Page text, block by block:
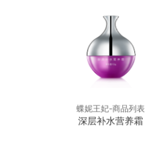
蝶妮王妃-商品列表
深层补水营养霜